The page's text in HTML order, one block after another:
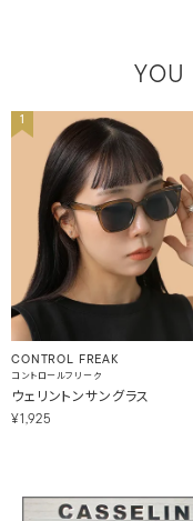
YOU
1
CONTROL FREAK
コントロールフリーク
ウェリントンサングラス
¥1,925